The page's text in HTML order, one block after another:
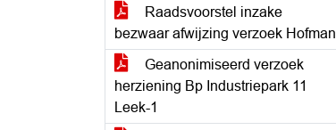
Raadsvoorstel inzake
bezwaar afwijzing verzoek Hofman
Geanonimiseerd verzoek
herziening Bp Industriepark 11
Leek-1